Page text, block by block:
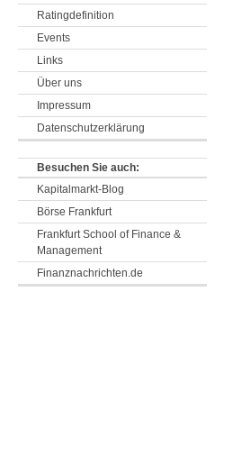
Ratingdefinition
Events
Links
Über uns
Impressum
Datenschutzerklärung
Besuchen Sie auch:
Kapitalmarkt-Blog
Börse Frankfurt
Frankfurt School of Finance &
Management
Finanznachrichten.de